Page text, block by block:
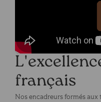
français
Nos encadreurs formés